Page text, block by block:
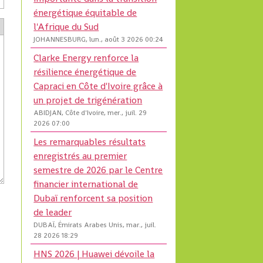
énergétique équitable de
l'Afrique du Sud
JOHANNESBURG, lun., août 3 2026 00:24
Clarke Energy renforce la
résilience énergétique de
Capraci en Côte d'Ivoire grâce à
un projet de trigénération
ABIDJAN, Côte d'Ivoire, mer., juil. 29
2026 07:00
Les remarquables résultats
enregistrés au premier
semestre de 2026 par le Centre
financier international de
Dubaï renforcent sa position
de leader
DUBAÏ, Émirats Arabes Unis, mar., juil.
28 2026 18:29
HNS 2026 | Huawei dévoile la